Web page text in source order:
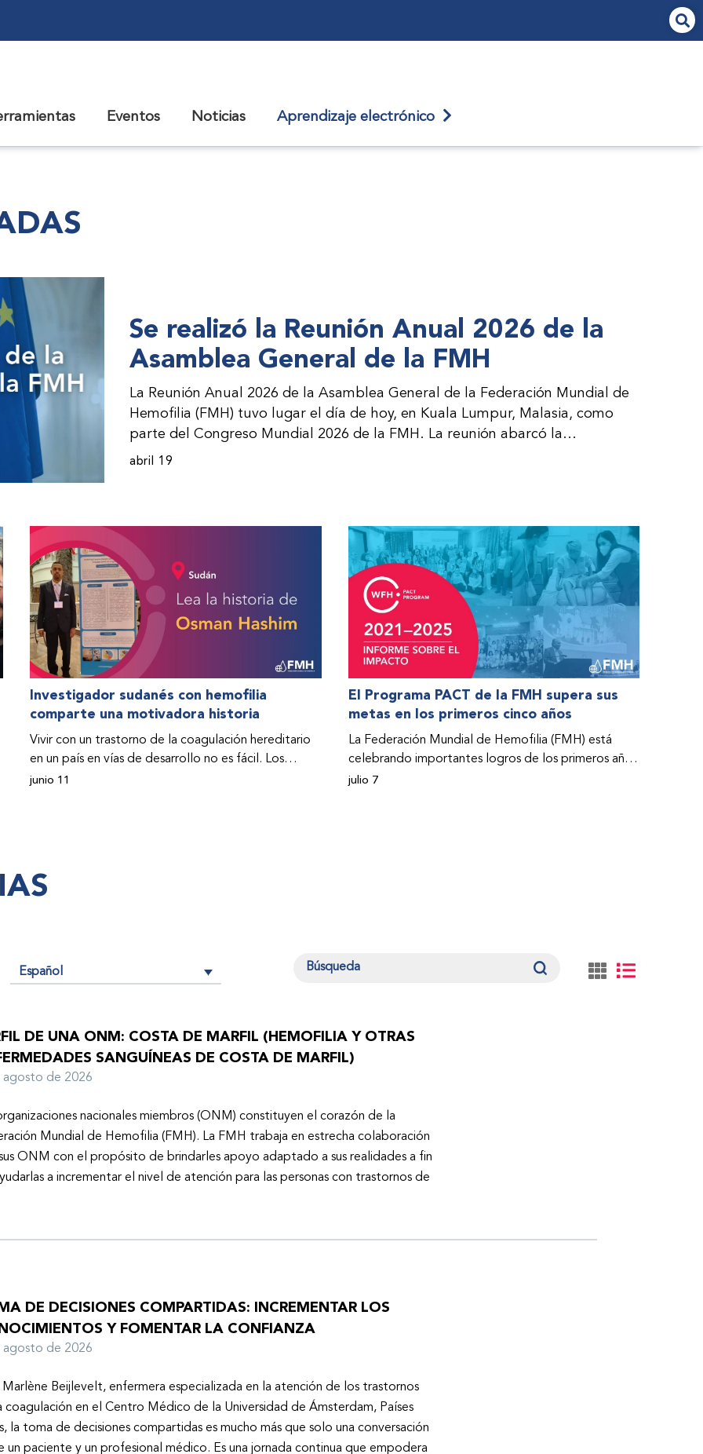
Eventos Noticias Aprendizaje electrónico
Se realizó la Reunión Anual 2026 de la
Asamblea General de la FMH
La Reunión Anual 2026 de la Asamblea General de la Federación Mundial de
Hemofilia (FMH) tuvo lugar el día de hoy, en Kuala Lumpur, Malasia, como
parte del Congreso Mundial 2026 de la FMH. La reunión abarcó la
incorporación de nuevos miembros al consejo directivo de la FMH y la
abril 19
Investigador sudanés con hemofilia
comparte una motivadora historia
Vivir con un trastorno de la coagulación hereditario
en un país en vías de desarrollo no es fácil. Los
problemas se multiplican drásticamente cuando el
Federación Mundial de Hemofilia (FMH) y su
Programa de Ayuda Humanitaria salvo su vida.
junio 11
El Programa PACT de la FMH supera sus
metas en los primeros cinco años
La Federación Mundial de Hemofilia (FMH) está
celebrando importantes logros de los primeros años
de su Programa de Acceso a la Atención y el
julio 7
Español
DE UNA ONM: COSTA DE MARFIL (HEMOFILIA Y OTRAS
SANGUÍNEAS DE COSTA DE MARFIL)
agosto de 2026
nacionales miembros (ONM) constituyen el corazón de la
Mundial de Hemofilia (FMH). La FMH trabaja en estrecha colaboración
ONM con el propósito de brindarles apoyo adaptado a sus realidades a fin
a incrementar el nivel de atención para las personas con trastornos de
DE DECISIONES COMPARTIDAS: INCREMENTAR LOS
Y FOMENTAR LA CONFIANZA
agosto de 2026
Marlène Beijlevelt, enfermera especializada en la atención de los trastornos
coagulación en el Centro Médico de la Universidad de Ámsterdam, Países
la toma de decisiones compartidas es mucho más que solo una conversación
un paciente y un profesional médico. Es una jornada continua que empodera